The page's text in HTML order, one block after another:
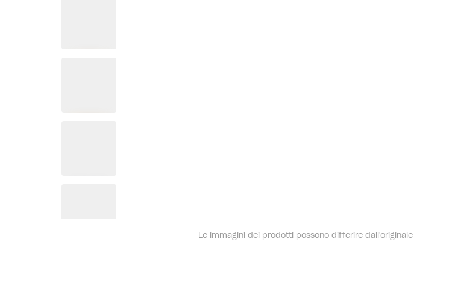
Le immagini dei prodotti possono differire dall'originale